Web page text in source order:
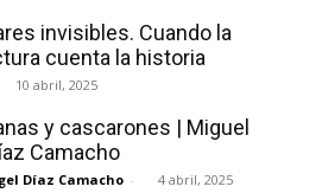
invisibles. Cuando la
cuenta la historia
10 abril, 2025
y cascarones | Miguel
Camacho
Díaz Camacho - 4 abril, 2025